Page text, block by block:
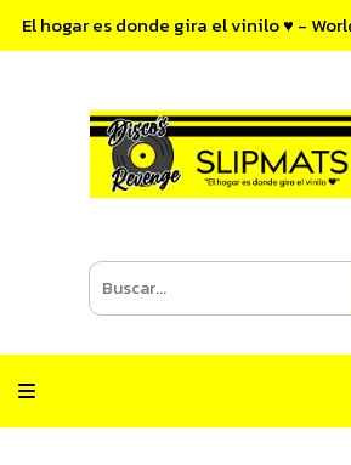
El hogar es donde gira el vinilo ♥ -